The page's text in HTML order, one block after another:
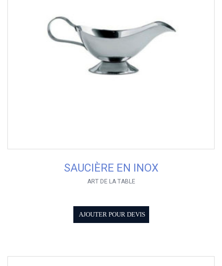
SAUCIÈRE EN INOX
ART DE LA TABLE
AJOUTER POUR DEVIS